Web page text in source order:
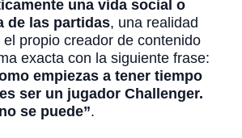
una vida social o
de las partidas, una realidad
propio creador de contenido
exacta con la siguiente frase:
empiezas a tener tiempo
ser un jugador Challenger.
se puede”.